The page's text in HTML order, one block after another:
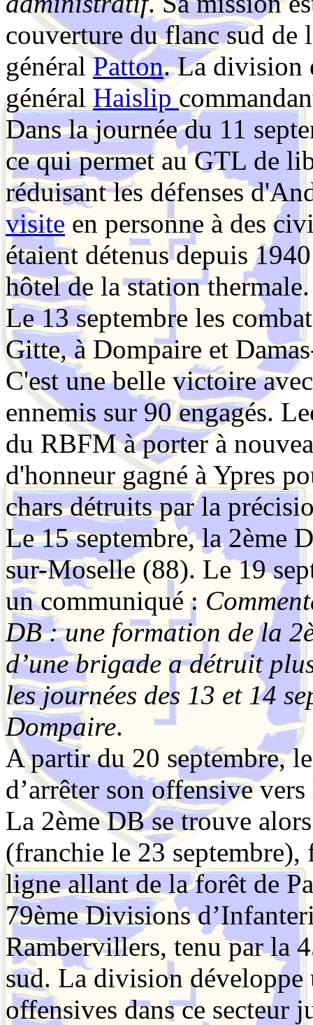
couverture du flanc sud de
généralPatton. La division
généralHaislip
Dans la journée du 11
ce qui permet au GTL de
réduisant les défenses
visite en personne à des
étaient détenus depuis
hôtel de la station thermale.
Le 13 septembre les
Gitte, à Dompaire et
C'est une belle victoire
ennemis sur 90 engagés.
du RBFM à porter à
d'honneur gagné à Ypres
chars détruits par la
Le 15 septembre, la 2ème
sur-Moselle (88). Le 19
un communiqué :
DB : une formation de la
d’une brigade a détruit
les journées des 13 et 14
Dompaire.
A partir du 20 septembre,
d’arrêter son offensive
La 2ème DB se trouve
(franchie le 23 septembre),
ligne allant de la forêt de
79ème Divisions
Rambervillers, tenu par la
sud. La division
offensives dans ce secteur